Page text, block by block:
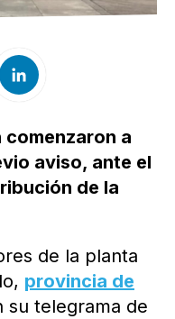
comenzaron a
aviso, ante el
de la
de la planta
provincia de
su telegrama de